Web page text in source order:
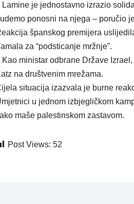
Lamine je jednostavno izrazio
ponosni na njega – poručio
španskog premijera
za “podsticanje mržnje”.
Kao ministar odbrane Države
na društvenim mrežama.
situacija izazvala je burne
u jednom izbjegličkom
maše palestinskom zastavom.
Post Views: 52